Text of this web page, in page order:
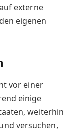
externe
eigenen
vor einer
einige
weiterhin
versuchen,